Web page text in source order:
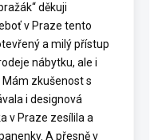
děkuji
v Praze tento
a milý přístup
nábytku, ale i
zkušenost s
i designová
v Praze zesílila a
A přesně v